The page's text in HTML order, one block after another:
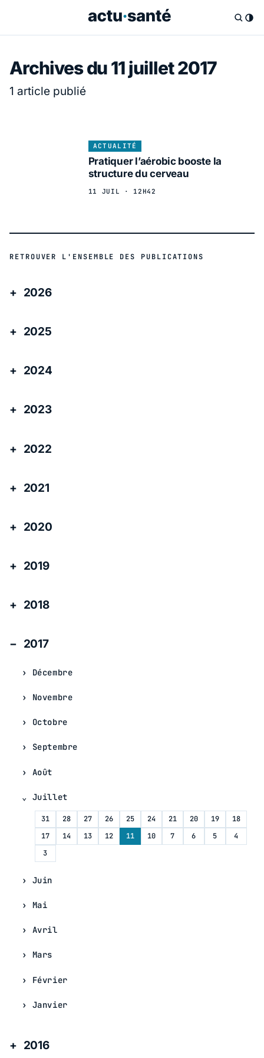
Archives du 11 juillet 2017
1 article publié
ACTUALITÉ
Pratiquer l’aérobic booste la
structure du cerveau
11 JUIL · 12H42
RETROUVER L'ENSEMBLE DES PUBLICATIONS
2026
2025
2024
2023
2022
2021
2020
2019
2018
2017
Décembre
Novembre
Octobre
Septembre
Août
Juillet
31 28 27 26 25 24 21 20 19
18
17
14 13 12 11 10 7 6 5
4
3
Juin
Mai
Avril
Mars
Février
Janvier
2016